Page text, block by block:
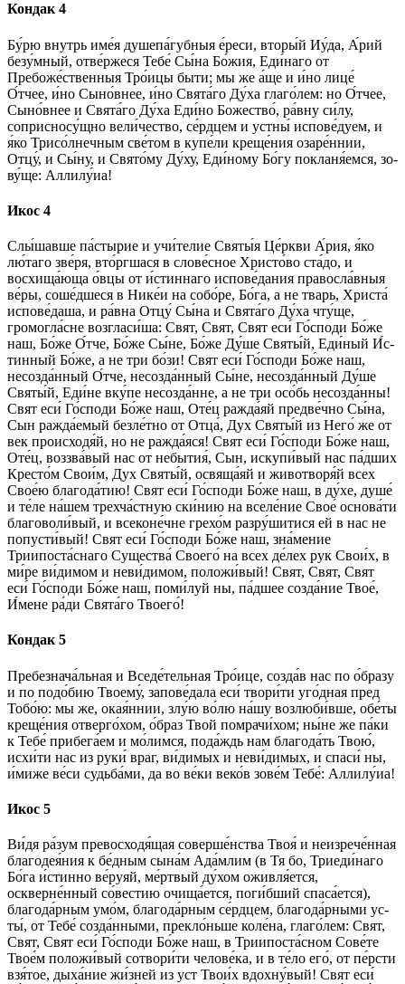
Кондак 4
Бу́­рю внутрь име́я душепа́губныя е́реси, вторы́й Иу́да, А́рий
безу́мный, отве́ржеся Те­бе́ Сы́­на Бо́­жия, Еди́­на­го от
Пребоже́ственныя Тро́ицы бы­ти; мы же а́ще и и́но лице́
О́тчее, и́но Сыно́внее, и́но Свя­та́­го Ду́­ха гла­го́­лем: но О́тчее,
Сыно́внее и Свя­та́­го Ду́­ха Еди́но Бо­жест­во́, ра́вну си́­лу,
соприсносу́щно вели́чество, се́рд­цем и устны́ ис­по­ве́­ду­ем, и
я́ко Трисо́лнечным све́­том в купе́ли креще́ния озаре́ннии,
Отцу́, и Сы́­ну, и Свя­то́­му Ду́ху, Еди́­но­му Бо́­гу покланя́емся, зо­
ву́­ще: Алли­лу́иа!
Икос 4
Слы́­шав­ше па́стырие и учи́телие Свя­ты́я Це́рк­ви А́рия, я́ко
лю́таго зве́ря, вто́ргшася в слове́сное Хрис­то́­во ста́­до, и
восхища́юща о́в­цы от и́с­тин­на­го испове́дания пра­во­сла́вныя
ве́­ры, соше́дшеся в Нике́и на со­бо́­ре, Бо́­га, а не тварь, Хри­ста́
испове́даша, и ра́вна Отцу́ Сы́­на и Свя­та́­го Ду́­ха чту́ще,
громогла́сне возгласи́ша: Свят, Свят, Свят еси́ Го́с­по­ди Бо́­же
наш, Бо́­же О́т­че, Бо́­же Сы́­не, Бо́­же Ду́ше Свя­ты́й, Еди́ный И́с­
тин­ный Бо́­же, а не три бо́зи! Свят еси́ Го́с­по­ди Бо́­же наш,
несозда́нный О́т­че, несозда́нный Сы́­не, несозда́нный Ду́ше
Свя­ты́й, Еди́не вку́­пе несозда́нне, а не три осо́бь несозда́нны!
Свят еси́ Го́с­по­ди Бо́­же наш, Оте́ц ражда́яй предве́чно Сы́­на,
Сын ражда́емый безле́тно от От­ца́, Дух Свя­ты́й из Не­го́ же от
век происходя́й, но не ражда́яся! Свят еси́ Го́с­по­ди Бо́­же наш,
Оте́ц, воззва́вый нас от небытия́, Сын, искупи́вый нас па́дших
Кресто́м Сво­и́м, Дух Свя­ты́й, освяща́яй и животворя́й всех
Свое́ю бла­го­да́­тию! Свят еси́ Го́с­по­ди Бо́­же наш, в ду́хе, душе́
и те́ле на́­шем трехча́стную ски́нию на вселе́ние Свое́ основа́ти
благоволи́вый, и всеконе́чне грехо́м разру́шитися ей в нас не
попусти́вый! Свят еси́ Го́с­по­ди Бо́­же наш, зна́­ме­ние
Триипоста́снаго Существа́ Сво­его́ на всех де́­лех рук Сво­и́х, в
ми́­ре ви́димом и неви́димом, по­ло­жи́­вый! Свят, Свят, Свят
еси́ Го́с­по­ди Бо́­же наш, по­ми́­луй ны, па́дшее со­зда́­ние Твое́,
И́мене ра́­ди Свя­та́­го Тво­его́!
Кондак 5
Пребезнача́льная и Вседе́тельная Тро́­ице, созда́в нас по о́б­ра­зу
и по подо́бию Тво­ему́, запове́дала еси́ твори́ти уго́дная пред
То­бо́ю: мы же, окая́ннии, злу́ю во́лю на́­шу возлюби́вше, обе́­ты
креще́ния отверго́хом, о́б­раз Твой помрачи́хом; ны́­не же па́­ки
к Те­бе́ при­бе­га́­ем и мо́­лим­ся, по­да́ждь нам бла­го­да́ть Твою́,
исхи́ти нас из ру­ки́ враг, ви́­ди­мых и не­ви́­ди­мых, и спа­си́ ны,
и́ми­же ве́­си судьба́ми, да во ве́­ки ве­ко́в зо­ве́м Те­бе́: Алли­лу́иа!
Икос 5
Ви́­дя ра́­зум превосходя́щая соверше́нства Твоя́ и не­из­ре­че́н­ная
благодея́ния к бе́дным сына́м Ада́млим (в Тя бо, Триеди́наго
Бо́­га и́стинно ве́руяй, ме́ртвый ду́­хом оживля́ется,
оскверне́нный со́вестию очища́ется, поги́бший спаса́ется),
благода́рным умо́м, благода́рным се́рд­цем, бла­го­да́р­ны­ми ус­
ты́, от Те­бе́ созда́нными, прекло́ньше коле́на, гла­го́­лем: Свят,
Свят, Свят еси́ Го́с­по­ди Бо́­же наш, в Триипоста́сном Сове́те
Тво­е́м по­ло­жи́­вый сотвори́ти че­ло­ве́­ка, и в те́­ло его́, от пе́рсти
взя́тое, дыха́ние жи́зней из уст Тво­и́х вдохну́вый! Свят еси́